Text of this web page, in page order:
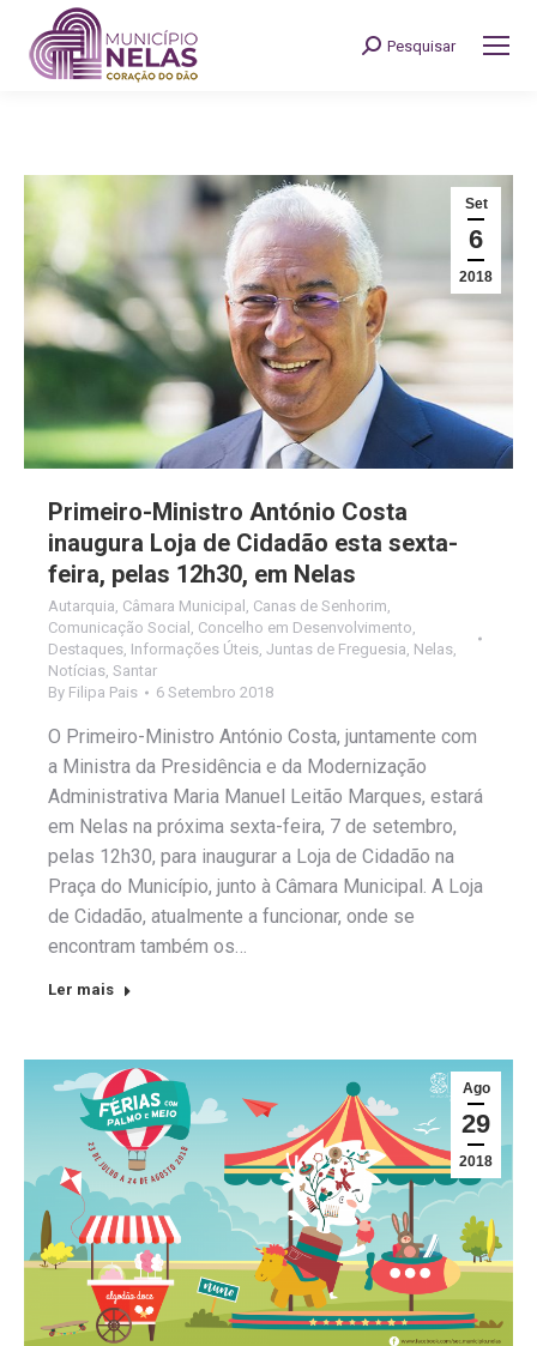
Search:
Pesquisar
Set
6
2018
Primeiro-Ministro António Costa
inaugura Loja de Cidadão esta sexta-
feira, pelas 12h30, em Nelas
Autarquia Câmara Municipal Canas de Senhorim
Comunicação Social Concelho em Desenvolvimento
Destaques Informações Úteis Juntas de Freguesia Nelas
Notícias Santar
By Filipa Pais 6 Setembro 2018
O Primeiro-Ministro António Costa, juntamente com
a Ministra da Presidência e da Modernização
Administrativa Maria Manuel Leitão Marques, estará
em Nelas na próxima sexta-feira, 7 de setembro,
pelas 12h30, para inaugurar a Loja de Cidadão na
Praça do Município, junto à Câmara Municipal. A Loja
de Cidadão, atualmente a funcionar, onde se
encontram também os…
Ler mais
Ago
29
2018